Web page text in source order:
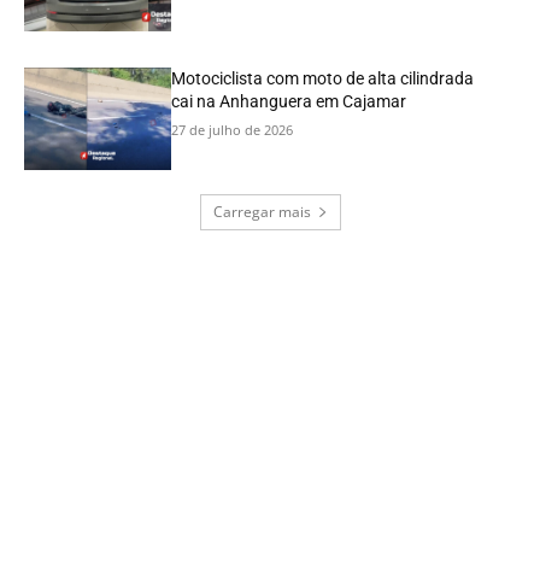
Motociclista com moto de alta cilindrada
cai na Anhanguera em Cajamar
27 de julho de 2026
Carregar mais